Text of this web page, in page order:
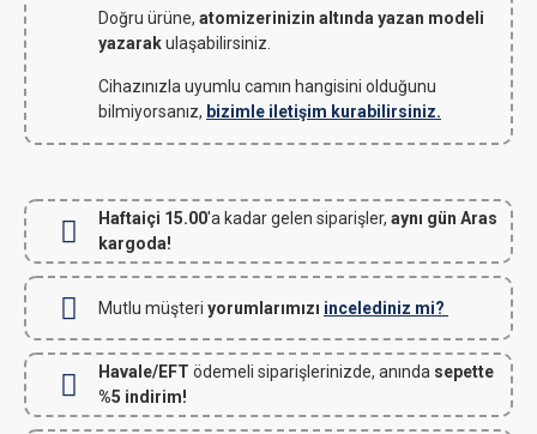
Doğru ürüne, atomizerinizin altında yazan modeli
yazarakulaşabilirsiniz.
Cihazınızla uyumlu camın hangisini olduğunu
bilmiyorsanız, bizimle iletişim kurabilirsiniz.
Haftaiçi 15.00'a kadar gelen siparişler, aynı gün Aras
kargoda!
Mutlu müşteri yorumlarımızı incelediniz mi?
Havale/EFT ödemeli siparişlerinizde, anında sepette
%5 indirim!